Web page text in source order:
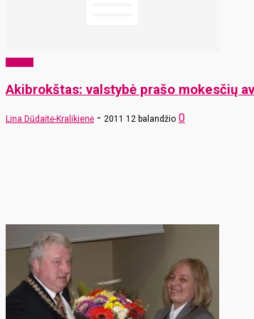
Akibrokštas: valstybė prašo mokesčių
Lina Dūdaitė-Kralikienė - 2011 12 balandžio 0